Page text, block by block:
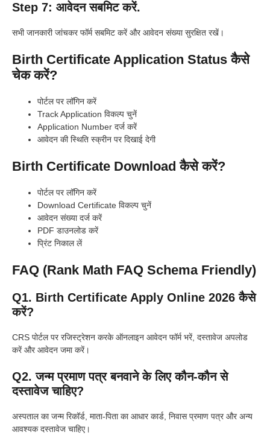
Step 7: आवेदन सबमिट करें.
सभी जानकारी जांचकर फॉर्म सबमिट करें और आवेदन संख्या सुरक्षित रखें।
Birth Certificate Application Status कैसे
चेक करें?
पोर्टल पर लॉगिन करें
Track Application विकल्प चुनें
Application Number दर्ज करें
आवेदन की स्थिति स्क्रीन पर दिखाई देगी
Birth Certificate Download कैसे करें?
पोर्टल पर लॉगिन करें
Download Certificate विकल्प चुनें
आवेदन संख्या दर्ज करें
PDF डाउनलोड करें
प्रिंट निकाल लें
FAQ (Rank Math FAQ Schema Friendly)
Q1. Birth Certificate Apply Online 2026 कैसे
करें?
CRS पोर्टल पर रजिस्ट्रेशन करके ऑनलाइन आवेदन फॉर्म भरें, दस्तावेज अपलोड
करें और आवेदन जमा करें।
Q2. जन्म प्रमाण पत्र बनवाने के लिए कौन-कौन से
दस्तावेज चाहिए?
अस्पताल का जन्म रिकॉर्ड, माता-पिता का आधार कार्ड, निवास प्रमाण पत्र और अन्य
आवश्यक दस्तावेज चाहिए।